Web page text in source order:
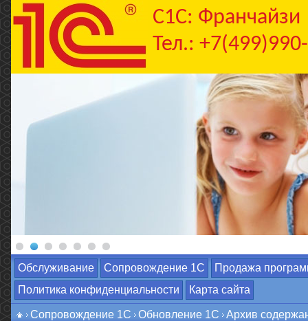
C1С: Франчайзи
Тел.:
Обслуживание Сопровождение 1С
Продажа
Политика конфиденциальности
Карта сайта
Сопровождение 1С Обновление 1С
Архив